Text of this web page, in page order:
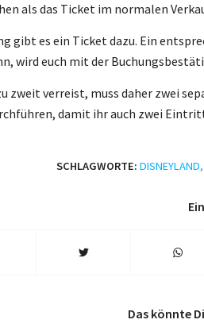
als das Ticket im normalen
gibt es ein Ticket dazu. Ein
wird euch mit der
zweit verreist, muss daher zwei
damit ihr auch zwei
SCHLAGWORTE: DISNEYLAND,
Das könnte